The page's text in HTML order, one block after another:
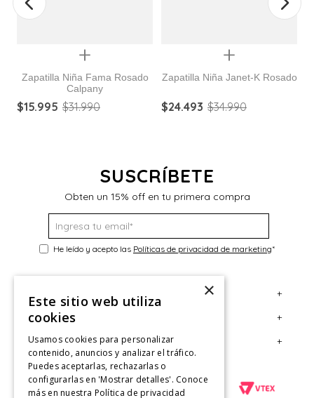
Quickview
Zapatilla Niña Fama Rosado
Calpany
$15.995 $31.990
Quickview
Zapatilla Niña Janet-K Rosado
$24.493 $34.990
SUSCRÍBETE
Obten un 15% off en tu primera compra
He leído y acepto las Políticas de privacidad de marketing*
Servicio al Consumidor +
Centro de Ayuda
Contáctanos
Giftcard
Retiro en tienda
Legal +
Términos y Condiciones
Políticas de Despacho
Cambios, Retracto y Garantía
Cuenta +
Mi Cuenta
Sigue tu compra
×
Este sitio web utiliza
cookies
Usamos cookies para personalizar
contenido, anuncios y analizar el tráfico.
Puedes aceptarlas, rechazarlas o
configurarlas en 'Mostrar detalles'. Conoce
más en nuestra Política de privacidad